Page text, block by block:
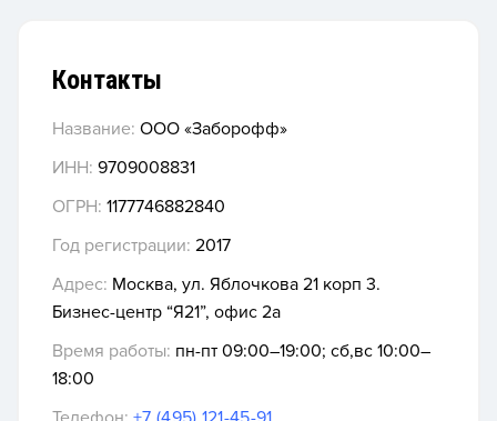
Контакты
Название: ООО «Заборофф»
ИНН: 9709008831
ОГРН: 1177746882840
Год регистрации: 2017
Адрес: Москва, ул. Яблочкова 21 корп 3.
Бизнес-центр “Я21”, офис 2а
Время работы: пн-пт 09:00–19:00; сб,вс 10:00–
18:00